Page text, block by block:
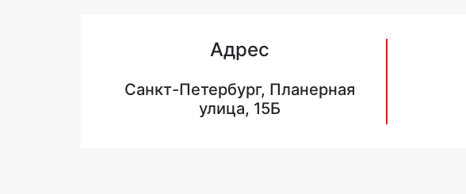
Адрес
Санкт-Петербург, Планерная
улица, 15Б